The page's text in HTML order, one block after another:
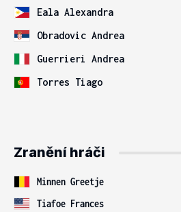
Eala Alexandra
Obradovic Andrea
Guerrieri Andrea
Torres Tiago
Zranění hráči
Minnen Greetje
Tiafoe Frances